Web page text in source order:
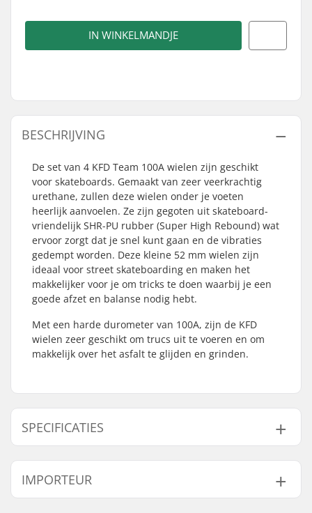
IN WINKELMANDJE
BESCHRIJVING
De set van 4 KFD Team 100A wielen zijn geschikt
voor skateboards. Gemaakt van zeer veerkrachtig
urethane, zullen deze wielen onder je voeten
heerlijk aanvoelen. Ze zijn gegoten uit skateboard-
vriendelijk SHR-PU rubber (Super High Rebound) wat
ervoor zorgt dat je snel kunt gaan en de vibraties
gedempt worden. Deze kleine 52 mm wielen zijn
ideaal voor street skateboarding en maken het
makkelijker voor je om tricks te doen waarbij je een
goede afzet en balanse nodig hebt.
Met een harde durometer van 100A, zijn de KFD
wielen zeer geschikt om trucs uit te voeren en om
makkelijk over het asfalt te glijden en grinden.
SPECIFICATIES
Wieldiameter:
53mm
Wielhardheid:
Wielmateriaal:
PU gegoten, SHR
IMPORTEUR